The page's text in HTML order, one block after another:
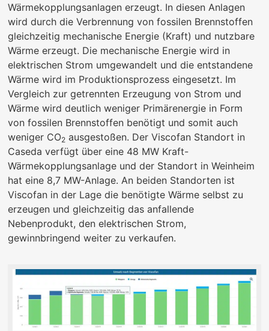
Wärmekopplungsanlagen erzeugt. In diesen Anlagen
wird durch die Verbrennung von fossilen Brennstoffen
gleichzeitig mechanische Energie (Kraft) und nutzbare
Wärme erzeugt. Die mechanische Energie wird in
elektrischen Strom umgewandelt und die entstandene
Wärme wird im Produktionsprozess eingesetzt. Im
Vergleich zur getrennten Erzeugung von Strom und
Wärme wird deutlich weniger Primärenergie in Form
von fossilen Brennstoffen benötigt und somit auch
weniger CO2 ausgestoßen. Der Viscofan Standort in
Caseda verfügt über eine 48 MW Kraft-
Wärmekopplungsanlage und der Standort in Weinheim
hat eine 8,7 MW-Anlage. An beiden Standorten ist
Viscofan in der Lage die benötigte Wärme selbst zu
erzeugen und gleichzeitig das anfallende
Nebenprodukt, den elektrischen Strom,
gewinnbringend weiter zu verkaufen.